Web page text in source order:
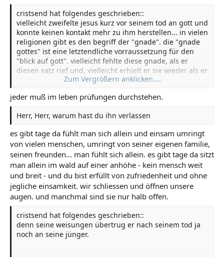
cristsend hat folgendes geschrieben::
vielleicht zweifelte jesus kurz vor seinem tod an gott und
konnte keinen kontakt mehr zu ihm herstellen... in vielen
religionen gibt es den begriff der "gnade". die "gnade
gottes" ist eine letztendliche vorraussetzung für den
"blick auf gott". vielleicht fehlte diese gnade, als er
diesen satz rief und, vielleicht erhielt er sie wieder als er
gerade im entscheidenden Moment entziehen?
Zum Vergrößern anklicken....
jeder muß im leben prüfungen durchstehen.
Herr, Herr, warum hast du ihn verlassen
es gibt tage da fühlt man sich allein und einsam umringt
von vielen menschen, umringt von seiner eigenen familie,
seinen freunden... man fühlt sich allein. es gibt tage da sitzt
man allein im wald auf einer anhöhe - kein mensch weit
und breit - und du bist erfüllt von zufriedenheit und ohne
jegliche einsamkeit. wir schliessen und öffnen unsere
augen. und manchmal sind sie nur halb offen.
cristsend hat folgendes geschrieben::
denn seine weisungen übertrug er nach seinem tod ja
noch an seine jünger.